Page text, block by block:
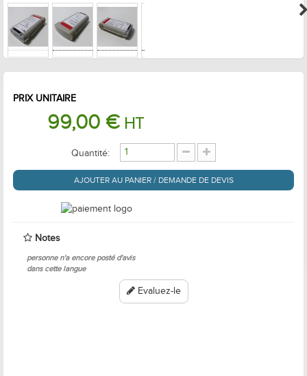
PRIX UNITAIRE
99,00 €HT
Quantité:
AJOUTER AU PANIER / DEMANDE DE DEVIS
Notes
personne n'a encore posté d'avis
dans cette langue
Evaluez-le